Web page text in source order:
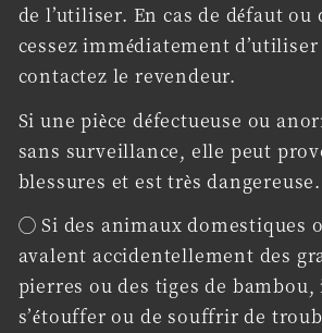
de l’utiliser. En cas de défaut ou
cessez immédiatement
contactez le revendeur.
Si une pièce défectueuse ou
sans surveillance, elle peut
blessures et est très dangereuse.
◯ Si des animaux domestiques
avalent accidentellement des
pierres ou des tiges de
s’étouffer ou de souffrir de